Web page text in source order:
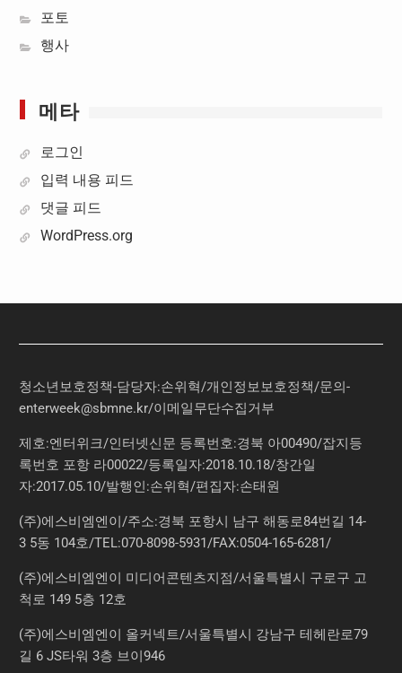
포토
행사
메타
로그인
입력 내용 피드
댓글 피드
WordPress.org
청소년보호정책-담당자:손위혁/개인정보보호정책/문의-
enterweek@sbmne.kr/이메일무단수집거부
제호:엔터위크/인터넷신문 등록번호:경북 아00490/잡지등
록번호 포항 라00022/등록일자:2018.10.18/창간일
자:2017.05.10/발행인:손위혁/편집자:손태원
(주)에스비엠엔이/주소:경북 포항시 남구 해동로84번길 14-
3 5동 104호/TEL:070-8098-5931/FAX:0504-165-6281/
(주)에스비엠엔이 미디어콘텐츠지점/서울특별시 구로구 고
척로 149 5층 12호
(주)에스비엠엔이 올커넥트/서울특별시 강남구 테헤란로79
길 6 JS타워 3층 브이946